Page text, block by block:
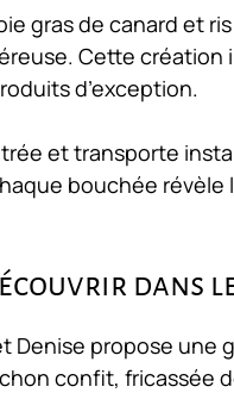
gras de canard et
Cette création
d’exception.
et transporte
bouchée
dans
Denise propose une
confit, fricassée